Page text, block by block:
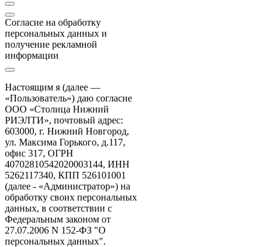
Согласие на обработку
персональных данных и
получение рекламной
информации
Настоящим я (далее —
«Пользователь») даю согласие
ООО «Столица Нижний
РИЭЛТИ», почтовый адрес:
603000, г. Нижний Новгород,
ул. Максима Горького, д.117,
офис 317, ОГРН
40702810542020003144, ИНН
5262117340, КПП 526101001
(далее - «Администратор») на
обработку своих персональных
данных, в соответствии с
Федеральным законом от
27.07.2006 N 152-ФЗ "О
персональных данных".